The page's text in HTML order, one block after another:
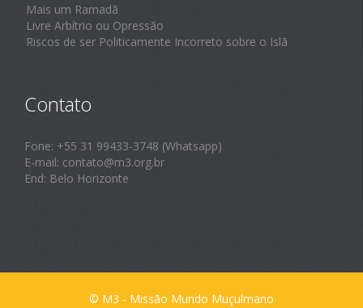
Mais um Ramadã
Livre Arbítrio ou Opressão
Riscos de ser Politicamente Incorreto sobre o Islã
Contato
Fone: +55 31 99433-3748 (Whatsapp)
E-mail: contato@m3.org.br
End: Belo Horizonte
© M3 - Missão Mundo Muçulmano